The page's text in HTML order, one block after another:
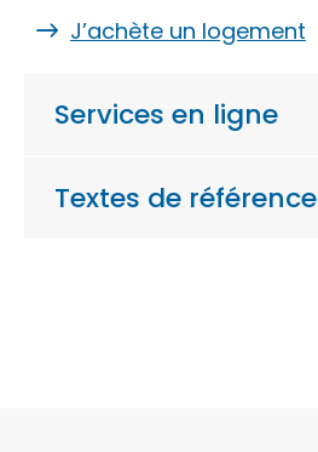
J’achète un logement
Services en ligne
Textes de référence